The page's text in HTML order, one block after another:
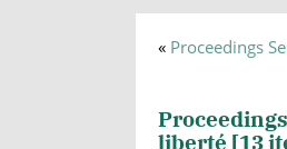
« Proceedings
liberté [13